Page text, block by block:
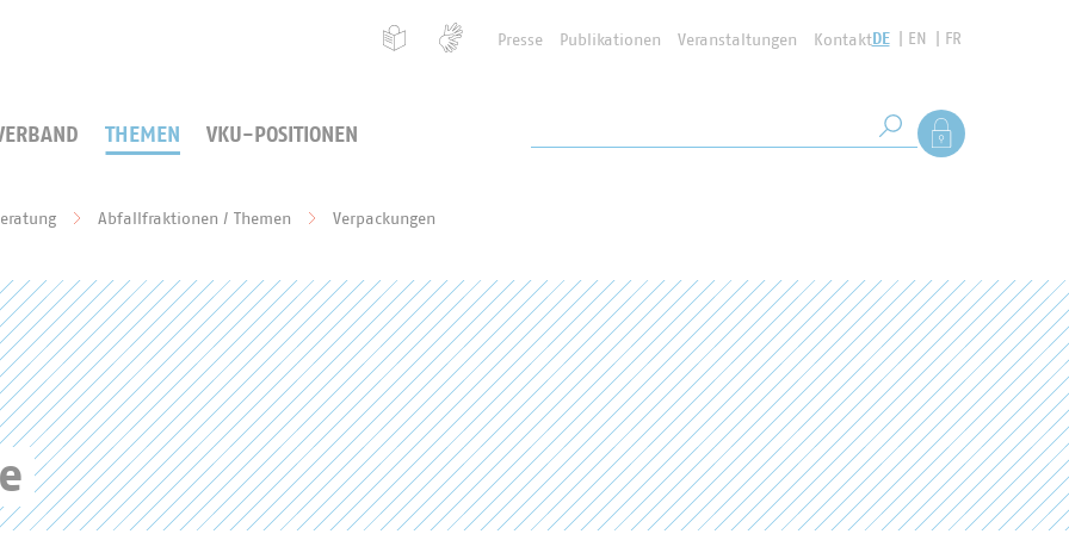
Presse Publikationen Veranstaltungen KontaktDE EN FR
THEMEN VKU-POSITIONEN Suche starten
Als Mitglied
Abfallfraktionen / Themen Verpackungen